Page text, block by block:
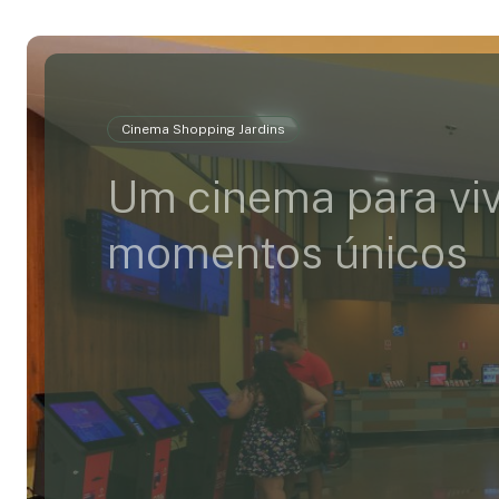
Cinema Shopping Jardins
Um cinema para
momentos únicos